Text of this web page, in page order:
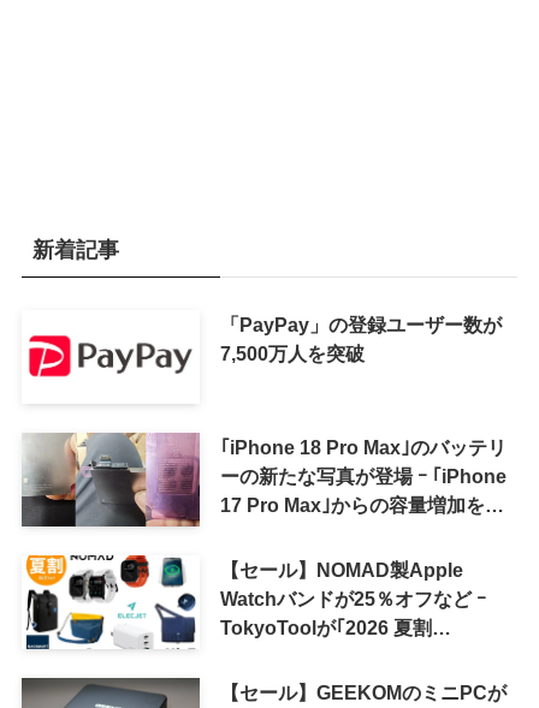
新着記事
「PayPay」の登録ユーザー数が
7,500万人を突破
｢iPhone 18 Pro Max｣のバッテリ
ーの新たな写真が登場 ｰ ｢iPhone
17 Pro Max｣からの容量増加を確
【セール】NOMAD製Apple
Watchバンドが25％オフなど ｰ
TokyoToolが｢2026 夏割
【セール】GEEKOMのミニPCが